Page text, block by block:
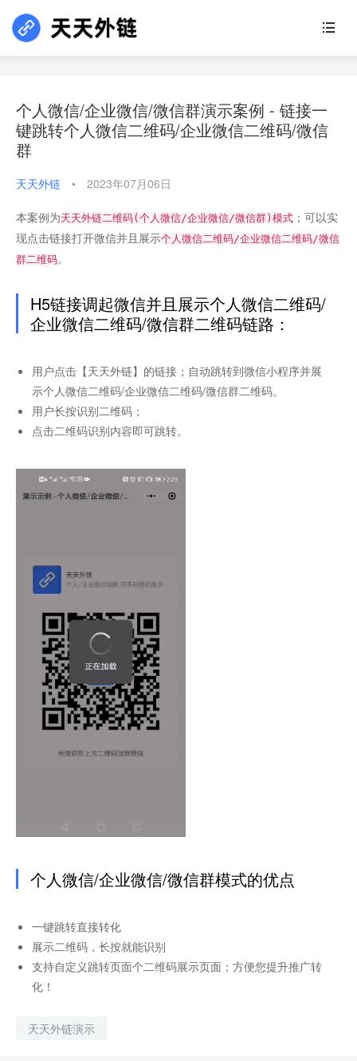
个人微信/企业微信/微信群演示案例 - 链接一
键跳转个人微信二维码/企业微信二维码/微信
群
天天外链 • 2023年07月06日
本案例为天天外链二维码(个人微信/企业微信/微信群)模式 ；可以实
现点击链接打开微信并且展示个人微信二维码/企业微信二维码/微信
群二维码。
H5链接调起微信并且展示个人微信二维码/
企业微信二维码/微信群二维码链路：
用户点击【天天外链】的链接；自动跳转到微信小程序并展
示个人微信二维码/企业微信二维码/微信群二维码。
用户长按识别二维码；
点击二维码识别内容即可跳转。
个人微信/企业微信/微信群模式的优点
一键跳转直接转化
展示二维码，长按就能识别
支持自定义跳转页面个二维码展示页面；方便您提升推广转
化！
天天外链演示